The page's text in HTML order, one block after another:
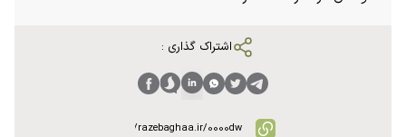
اشتراک گذاری :